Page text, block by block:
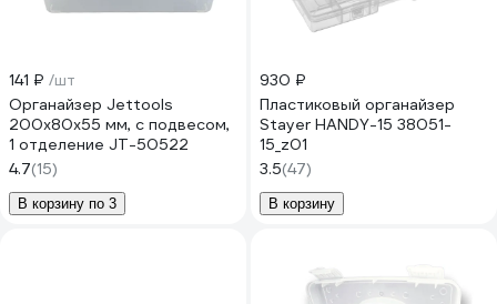
141 ₽ /шт
Органайзер Jettools
200x80x55 мм, с подвесом,
1 отделение JT-50522
4.7(15)
В корзину по 3
930 ₽
Пластиковый органайзер
Stayer HANDY-15 38051-
15_z01
3.5(47)
В корзину